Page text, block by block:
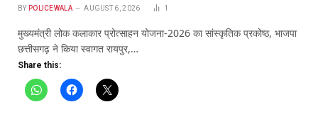
BY POLICEWALA AUGUST 6, 2026 1
मुख्यमंत्री लोक कलाकार प्रोत्साहन योजना-2026 का सांस्कृतिक प्रकोष्ठ, भाजपा
छत्तीसगढ़ ने किया स्वागत रायपुर,…
Share this: